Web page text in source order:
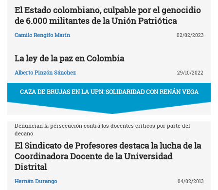
El Estado colombiano, culpable por el genocidio
de 6.000 militantes de la Unión Patriótica
Camilo Rengifo Marín 02/02/2023
La ley de la paz en Colombia
Alberto Pinzón Sánchez 29/10/2022
CAZA DE BRUJAS EN LA UPN: SOLIDARIDAD CON RENÁN VEGA
Denuncian la persecución contra los docentes críticos por parte del
decano
El Sindicato de Profesores destaca la lucha de la
Coordinadora Docente de la Universidad
Distrital
Hernán Durango 04/02/2013